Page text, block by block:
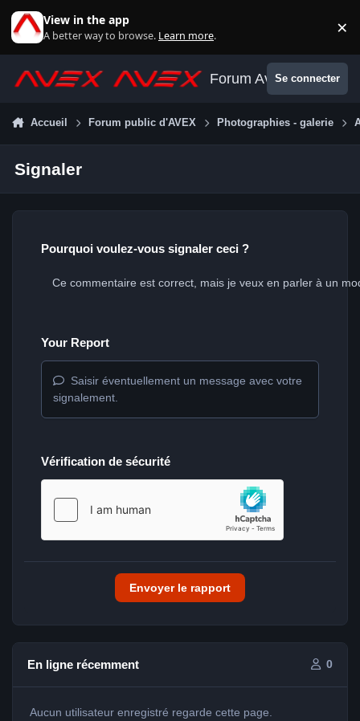
View in the app
A better way to browse. Learn more. ×
Forum AvexSe connecter
Accueil Forum public d'AVEX Photographies - galerie
Signaler
Pourquoi voulez-vous signaler ceci ?
Your Report
Saisir éventuellement un message avec votre
signalement.
Vérification de sécurité
Envoyer le rapport
En ligne récemment 0
Aucun utilisateur enregistré regarde cette page.